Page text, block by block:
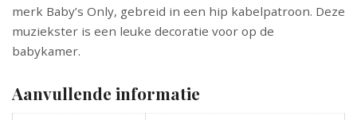
merk Baby’s Only, gebreid in een hip kabelpatroon. Deze
muziekster is een leuke decoratie voor op de
babykamer.
Aanvullende informatie